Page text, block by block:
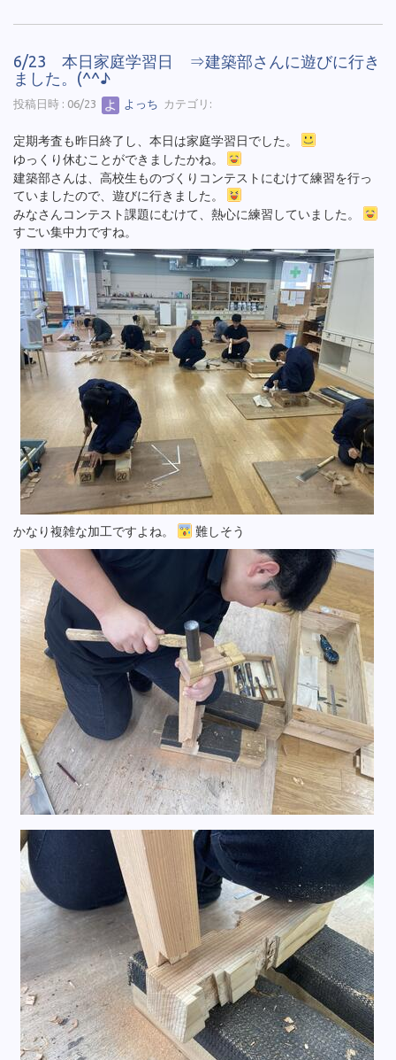
6/23 本日家庭学習日 ⇒建築部さんに遊びに行き
ました。(^^♪
投稿日時 : 06/23 よっち カテゴリ:
定期考査も昨日終了し、本日は家庭学習日でした。
ゆっくり休むことができましたかね。
建築部さんは、高校生ものづくりコンテストにむけて練習を行っ
ていましたので、遊びに行きました。
みなさんコンテスト課題にむけて、熱心に練習していました。
すごい集中力ですね。
かなり複雑な加工ですよね。 難しそう